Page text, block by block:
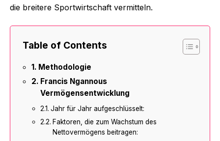
die breitere Sportwirtschaft vermitteln.
Table of Contents
Methodologie
Francis Ngannous
Vermögensentwicklung
Jahr für Jahr aufgeschlüsselt:
Faktoren, die zum Wachstum des
Nettovermögens beitragen: